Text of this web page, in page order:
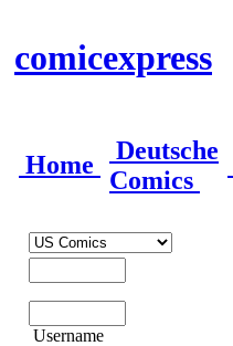
comicexpress
Home
Deutsche
Comics
Username